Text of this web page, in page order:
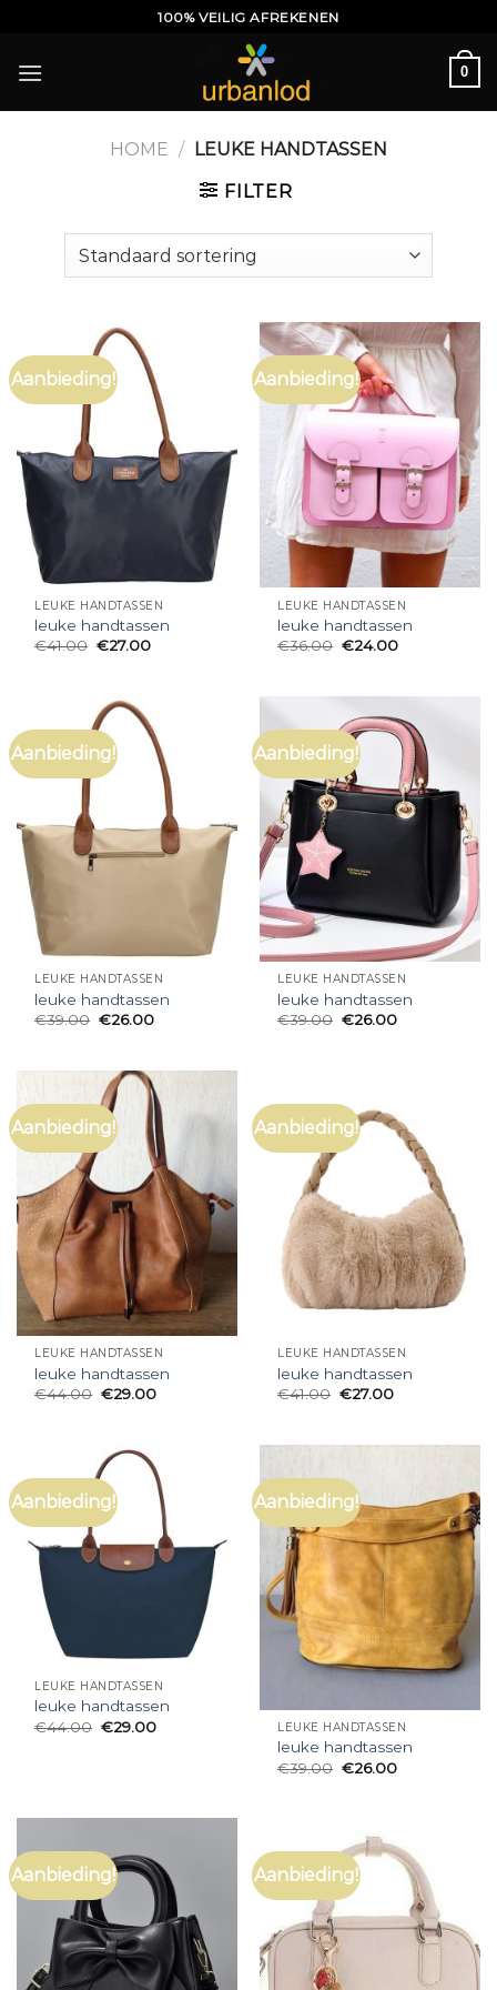
inhoud
100% VEILIG AFREKENEN
0
HOME / LEUKE HANDTASSEN
FILTER
Aanbieding!
LEUKE HANDTASSEN
leuke handtassen
€41.00 €27.00
Aanbieding!
LEUKE HANDTASSEN
leuke handtassen
€36.00 €24.00
Aanbieding!
LEUKE HANDTASSEN
leuke handtassen
€39.00 €26.00
Aanbieding!
LEUKE HANDTASSEN
leuke handtassen
€39.00 €26.00
Aanbieding!
LEUKE HANDTASSEN
leuke handtassen
€44.00 €29.00
Aanbieding!
LEUKE HANDTASSEN
leuke handtassen
€41.00 €27.00
Aanbieding!
LEUKE HANDTASSEN
leuke handtassen
€44.00 €29.00
Aanbieding!
LEUKE HANDTASSEN
leuke handtassen
€39.00 €26.00
Aanbieding! Aanbieding!